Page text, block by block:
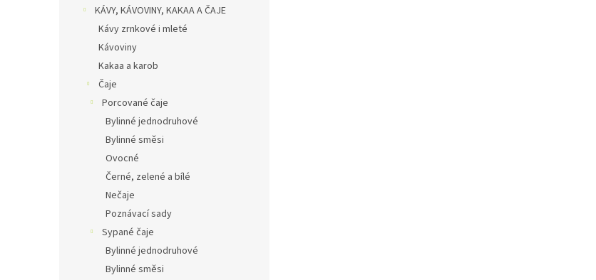
KÁVY, KÁVOVINY, KAKAA A ČAJE
Kávy zrnkové i mleté
Kávoviny
Kakaa a karob
Čaje
Porcované čaje
Bylinné jednodruhové
Bylinné směsi
Ovocné
Černé, zelené a bílé
Nečaje
Poznávací sady
Sypané čaje
Bylinné jednodruhové
Bylinné směsi